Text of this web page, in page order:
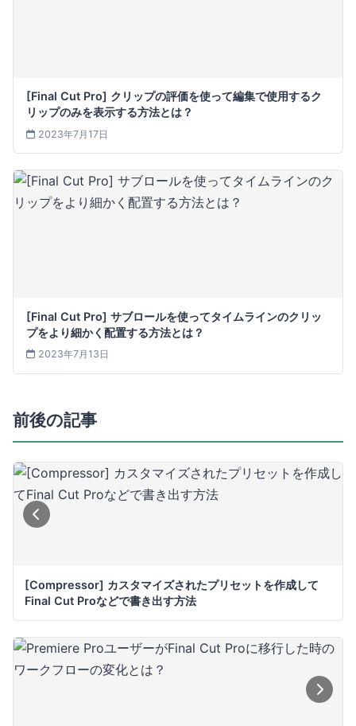
[Final Cut Pro] クリップの評価を使って編集で使用するク
リップのみを表示する方法とは？
2023年7月17日
[Final Cut Pro] サブロールを使ってタイムラインのクリッ
プをより細かく配置する方法とは？
2023年7月13日
前後の記事
[Compressor] カスタマイズされたプリセットを作成して
Final Cut Proなどで書き出す方法